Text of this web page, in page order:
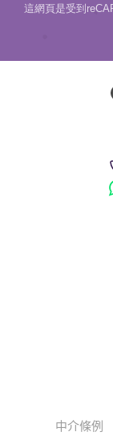
這網頁是受到
中介條例